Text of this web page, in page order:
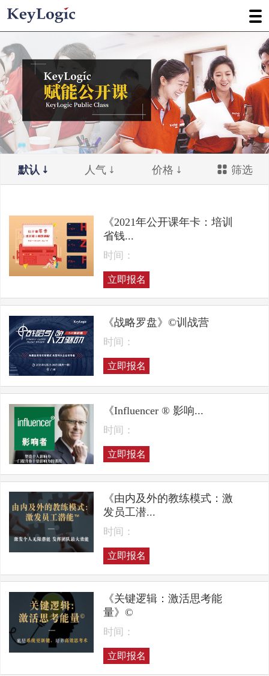
默认 人气 价格 筛选
《2021年公开课年卡：培训
省钱...
时间：
立即报名
《战略罗盘》©训战营
时间：
立即报名
《Influencer ® 影响...
时间：
立即报名
《由内及外的教练模式：激
发员工潜...
时间：
立即报名
《关键逻辑：激活思考能
量》©
时间：
立即报名